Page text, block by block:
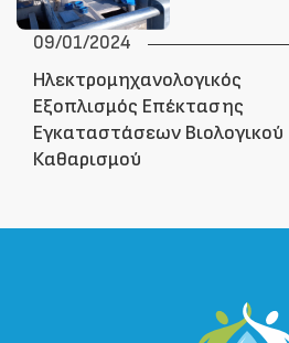
09/01/2024
Ηλεκτρομηχανολογικός
Εξοπλισμός Επέκτασης
Εγκαταστάσεων Βιολογικού
Καθαρισμού